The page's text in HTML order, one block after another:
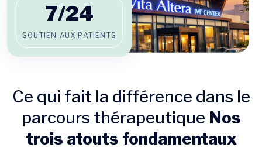
7/24
SOUTIEN AUX PATIENTS
Ce qui fait la différence dans le
parcours thérapeutique Nos
trois atouts fondamentaux